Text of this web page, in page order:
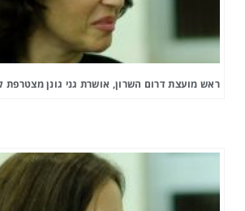
ראש מועצת דרום השרון, אושרת גני גונן מצטרפת